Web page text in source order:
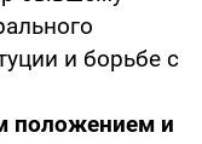
и борьбе с
положением и